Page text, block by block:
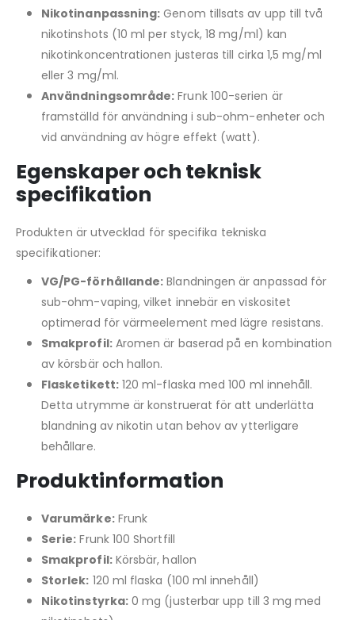
Nikotinanpassning: Genom tillsats av upp till två
nikotinshots (10 ml per styck, 18 mg/ml) kan
nikotinkoncentrationen justeras till cirka 1,5 mg/ml
eller 3 mg/ml.
Användningsområde: Frunk 100-serien är
framställd för användning i sub-ohm-enheter och
vid användning av högre effekt (watt).
Egenskaper och teknisk
specifikation
Produkten är utvecklad för specifika tekniska
specifikationer:
VG/PG-förhållande: Blandningen är anpassad för
sub-ohm-vaping, vilket innebär en viskositet
optimerad för värmeelement med lägre resistans.
Smakprofil:Aromen är baserad på en kombination
av körsbär och hallon.
Flasketikett:120 ml-flaska med 100 ml innehåll.
Detta utrymme är konstruerat för att underlätta
blandning av nikotin utan behov av ytterligare
behållare.
Produktinformation
Varumärke:Frunk
Serie: Frunk 100 Shortfill
Smakprofil:Körsbär, hallon
Storlek: 120 ml flaska (100 ml innehåll)
Nikotinstyrka:0 mg (justerbar upp till 3 mg med